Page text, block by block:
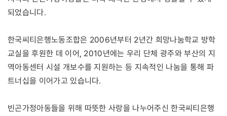
되었습니다.
한국씨티은행노동조합은 2006년부터 2년간 희망나눔학교 방학
교실을 후원한 데 이어, 2010년에는 우리 단체 광주와 부산의 지
역아동센터 시설 개보수를 지원하는 등 지속적인 나눔을 통해 파
트너십을 이어가고 있습니다.
빈곤가정아동들을 위해 따뜻한 사랑을 나누어주신 한국씨티은행